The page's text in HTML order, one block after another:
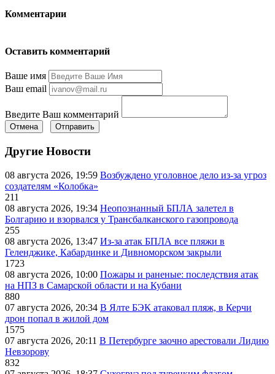
Комментарии
Оставить комментарий
Ваше имя
Ваш email
Введите Ваш комментарий
Отмена Отправить
Другие Новости
08 августа 2026, 19:59 Возбуждено уголовное дело из-за угроз
создателям «Колобка»
211
08 августа 2026, 19:34 Неопознанный БПЛА залетел в
Болгарию и взорвался у Трансбалканского газопровода
255
08 августа 2026, 13:47 Из-за атак БПЛА все пляжи в
Геленджике, Кабардинке и Дивноморском закрыли
1723
08 августа 2026, 10:00 Пожары и раненые: последствия атак
на НПЗ в Самарской области и на Кубани
880
07 августа 2026, 20:34 В Ялте БЭК атаковал пляж, в Керчи
дрон попал в жилой дом
1575
07 августа 2026, 20:11 В Петербурге заочно арестовали Лидию
Невзорову
832